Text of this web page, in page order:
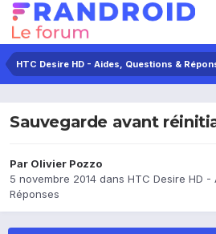
HTC Desire HD - Aides, Questions &
Sauvegarde avant
Par Olivier Pozzo
5 novembre 2014 dans HTC Desire HD -
Réponses